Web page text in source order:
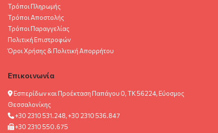
Τρόποι Πληρωμής
Τρόποι Αποστολής
Τρόποι Παραγγελίας
Πολιτική Επιστροφών
Όροι Χρήσης & Πολιτική Aπορρήτου
Επικοινωνία
Εσπερίδων και Προέκταση Παπάγου 0, ΤΚ 56224, Εύοσμος
Θεσσαλονίκης
+30 2310 531.248, +30 2310 536.847
+30 2310 550.675